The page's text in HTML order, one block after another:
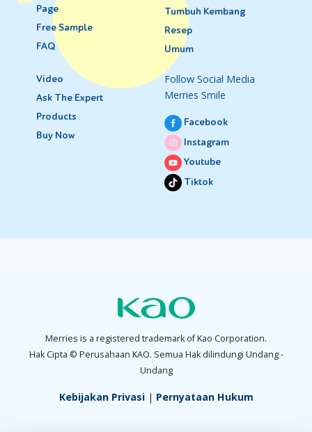
Page
Free Sample
FAQ
Tumbuh Kembang
Resep
Umum
Video
Ask The Expert
Products
Buy Now
Follow Social Media
Merries Smile
Facebook
Instagram
Youtube
Tiktok
Merries is a registered trademark of Kao Corporation.
Hak Cipta © Perusahaan KAO. Semua Hak dilindungi Undang -
Undang
Kebijakan Privasi| Pernyataan Hukum